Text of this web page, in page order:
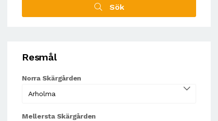
Sök
Resmål
Norra Skärgården
Mellersta Skärgården